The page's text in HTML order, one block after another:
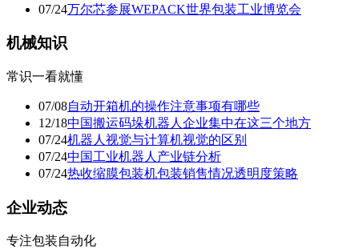
07/24万尔芯参展WEPACK世界包装工业博览会
机械知识
常识一看就懂
07/08自动开箱机的操作注意事项有哪些
12/18中国搬运码垛机器人企业集中在这三个地方
07/24机器人视觉与计算机视觉的区别
07/24中国工业机器人产业链分析
07/24热收缩膜包装机包装销售情况透明度策略
企业动态
专注包装自动化